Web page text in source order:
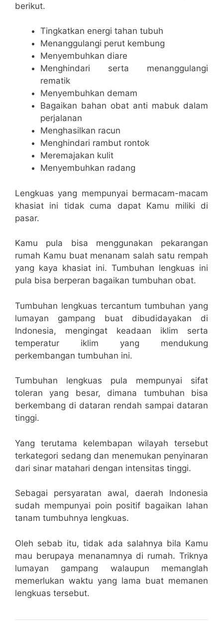
berikut.
Tingkatkan energi tahan tubuh
Menanggulangi perut kembung
Menyembuhkan diare
Menghindari serta menanggulangi
rematik
Menyembuhkan demam
Bagaikan bahan obat anti mabuk dalam
perjalanan
Menghasilkan racun
Menghindari rambut rontok
Meremajakan kulit
Menyembuhkan radang
Lengkuas yang mempunyai bermacam-macam
khasiat ini tidak cuma dapat Kamu miliki di
pasar.
Kamu pula bisa menggunakan pekarangan
rumah Kamu buat menanam salah satu rempah
yang kaya khasiat ini. Tumbuhan lengkuas ini
pula bisa berperan bagaikan tumbuhan obat.
Tumbuhan lengkuas tercantum tumbuhan yang
lumayan gampang buat dibudidayakan di
Indonesia, mengingat keadaan iklim serta
temperatur iklim yang mendukung
perkembangan tumbuhan ini.
Tumbuhan lengkuas pula mempunyai sifat
toleran yang besar, dimana tumbuhan bisa
berkembang di dataran rendah sampai dataran
tinggi.
Yang terutama kelembapan wilayah tersebut
terkategori sedang dan menemukan penyinaran
dari sinar matahari dengan intensitas tinggi.
Sebagai persyaratan awal, daerah Indonesia
sudah mempunyai poin positif bagaikan lahan
tanam tumbuhnya lengkuas.
Oleh sebab itu, tidak ada salahnya bila Kamu
mau berupaya menanamnya di rumah. Triknya
lumayan gampang walaupun memanglah
memerlukan waktu yang lama buat memanen
lengkuas tersebut.